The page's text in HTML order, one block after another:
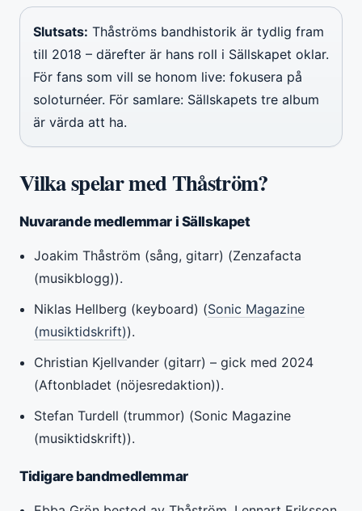
Slutsats: Thåströms bandhistorik är tydlig fram
till 2018 – därefter är hans roll i Sällskapet oklar.
För fans som vill se honom live: fokusera på
soloturnéer. För samlare: Sällskapets tre album
är värda att ha.
Vilka spelar med Thåström?
Nuvarande medlemmar i Sällskapet
Joakim Thåström (sång, gitarr) (Zenzafacta
(musikblogg)).
Niklas Hellberg (keyboard) (Sonic Magazine
(musiktidskrift)).
Christian Kjellvander (gitarr) – gick med 2024
(Aftonbladet (nöjesredaktion)).
Stefan Turdell (trummor) (Sonic Magazine
(musiktidskrift)).
Tidigare bandmedlemmar